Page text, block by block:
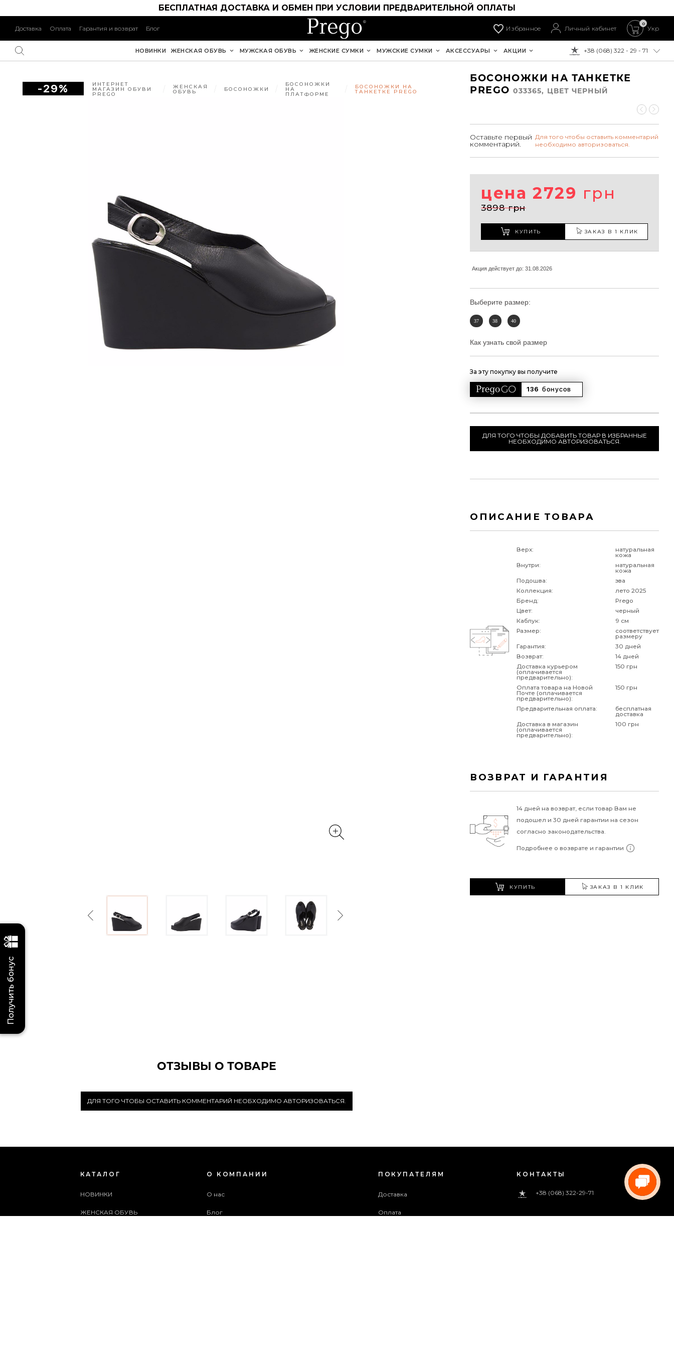
БЕСПЛАТНАЯ ДОСТАВКА И ОБМЕН ПРИ УСЛОВИИ ПРЕДВАРИТЕЛЬНОЙ ОПЛАТЫ
Доставка Оплата Гарантия и возврат Блог Избранное Личный кабинет
0
Укр
К ОПЛАТЕ:
+38 (068) 322 - 29 - 71
НОВИНКИ ЖЕНСКАЯ ОБУВЬ МУЖСКАЯ ОБУВЬ ЖЕНСКИЕ СУМКИ МУЖСКИЕ СУМКИ АКСЕССУАРЫ АКЦИИ
-29% ИНТЕРНЕТ
МАГАЗИН ОБУВИ
PREGO
ЖЕНСКАЯ
ОБУВЬ БОСОНОЖКИ
БОСОНОЖКИ
НА
ПЛАТФОРМЕ
БОСОНОЖКИ НА
ТАНКЕТКЕ PREGO
Previous Next
ОТЗЫВЫ О ТОВАРЕ
ДЛЯ ТОГО ЧТОБЫ ОСТАВИТЬ КОММЕНТАРИЙ НЕОБХОДИМО АВТОРИЗОВАТЬСЯ.
БОСОНОЖКИ НА ТАНКЕТКЕ
PREGO 033365, ЦВЕТ ЧЕРНЫЙ
Оставьте первый
комментарий.
Для того чтобы оставить комментарий
необходимо авторизоваться.
цена 2729 грн
3898 грн
КУПИТЬ ЗАКАЗ В 1 КЛИК
Акция действует до: 31.08.2026
Выберите размер:
37 38 40
Как узнать свой размер
За эту покупку вы получите
136 бонусов
ДЛЯ ТОГО ЧТОБЫ ДОБАВИТЬ ТОВАР В ИЗБРАННЫЕ
НЕОБХОДИМО АВТОРИЗОВАТЬСЯ.
ОПИСАНИЕ ТОВАРА
Верх: натуральная
кожа
Внутри:
натуральная
кожа
Подошва:
эва
Коллекция:
лето 2025
Бренд:
Prego
Цвет:
черный
Каблук:
9 см
Размер:
соответствует
размеру
Гарантия:
30 дней
Возврат:
14 дней
Доставка курьером
(оплачивается
предварительно):
150 грн
Оплата товара на Новой
Почте (оплачивается
предварительно):
150 грн
Предварительная оплата: бесплатная
доставка
Доставка в магазин
(оплачивается
предварительно):
100 грн
ВОЗВРАТ И ГАРАНТИЯ
14 дней на возврат, если товар Вам не
подошел и 30 дней гарантии на сезон
согласно законодательства.
Подробнее о возврате и гарантии
КУПИТЬ ЗАКАЗ В 1 КЛИК
КАТАЛОГ
НОВИНКИ
ЖЕНСКАЯ ОБУВЬ
О КОМПАНИИ
О нас
Блог
ПОКУПАТЕЛЯМ
Доставка
Оплата
КОНТАКТЫ
+38 (068) 322-29-71
Получить бонус